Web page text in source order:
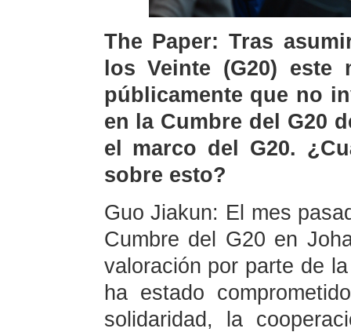
The Paper: Tras
los Veinte (G20) este
públicamente que no
en la Cumbre del G20
el marco del G20.
sobre esto?
Guo Jiakun: El mes
Cumbre del G20 en
valoración por parte de
ha estado
solidaridad, la